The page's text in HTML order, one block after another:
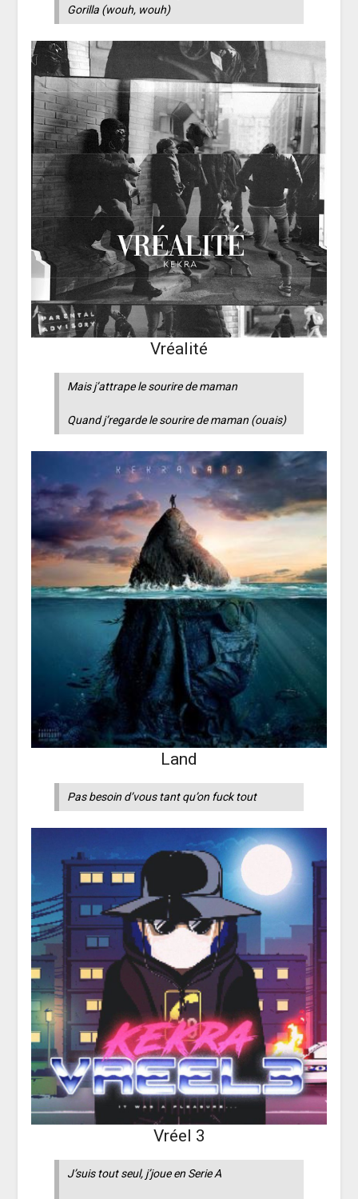
Gorilla (wouh, wouh)
Vréalité
Mais j’attrape le sourire de maman
Quand j’regarde le sourire de maman (ouais)
Land
Pas besoin d’vous tant qu’on fuck tout
Vréel 3
J’suis tout seul, j’joue en Serie A